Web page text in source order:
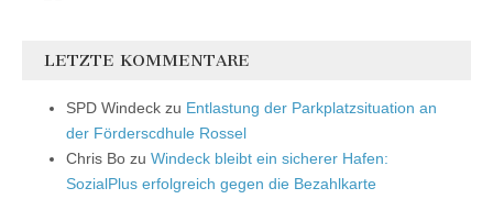
LETZTE KOMMENTARE
SPD Windeck zu Entlastung der Parkplatzsituation an
der Förderscdhule Rossel
Chris Bo zu Windeck bleibt ein sicherer Hafen:
SozialPlus erfolgreich gegen die Bezahlkarte